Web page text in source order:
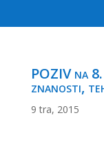
POZIV na
znanosti,
9 tra, 2015